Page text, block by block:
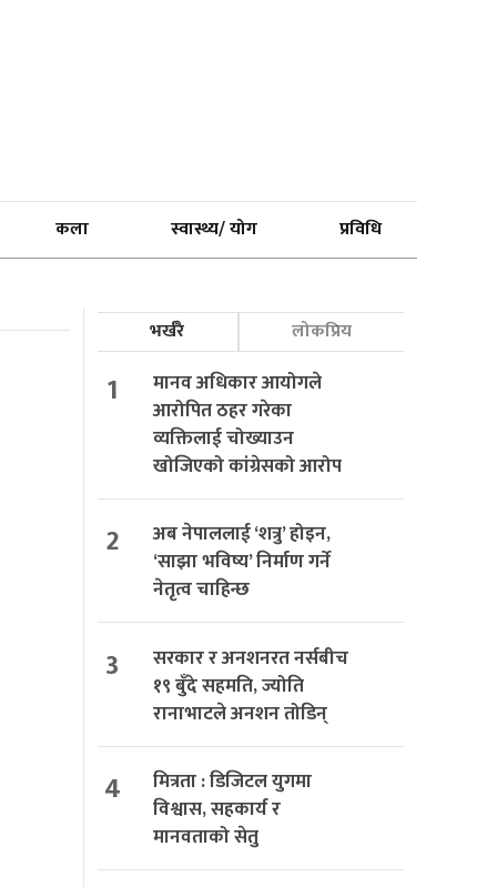
कला स्वास्थ्य/ योग प्रविधि
भर्खरै लोकप्रिय
1
मानव अधिकार आयोगले
आरोपित ठहर गरेका
व्यक्तिलाई चोख्याउन
खोजिएको कांग्रेसको आरोप
2
अब नेपाललाई ‘शत्रु’ होइन,
‘साझा भविष्य’ निर्माण गर्ने
नेतृत्व चाहिन्छ
3
सरकार र अनशनरत नर्सबीच
१९ बुँदे सहमति, ज्योति
रानाभाटले अनशन तोडिन्
4
मित्रता : डिजिटल युगमा
विश्वास, सहकार्य र
मानवताको सेतु